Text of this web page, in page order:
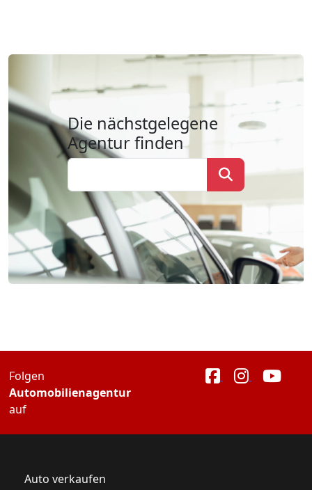
Die nächstgelegene
Agentur finden
Folgen
Automobilienagentur
auf
Auto verkaufen